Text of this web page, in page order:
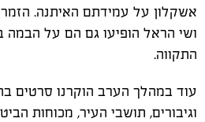
אשקלון על עמידתם האיתנה.
ושי הראל הופיעו גם הם על הבמה
התקווה.
עוד במהלך הערב הוקרנו סרטים
וגיבורים, תושבי העיר, מכוחות